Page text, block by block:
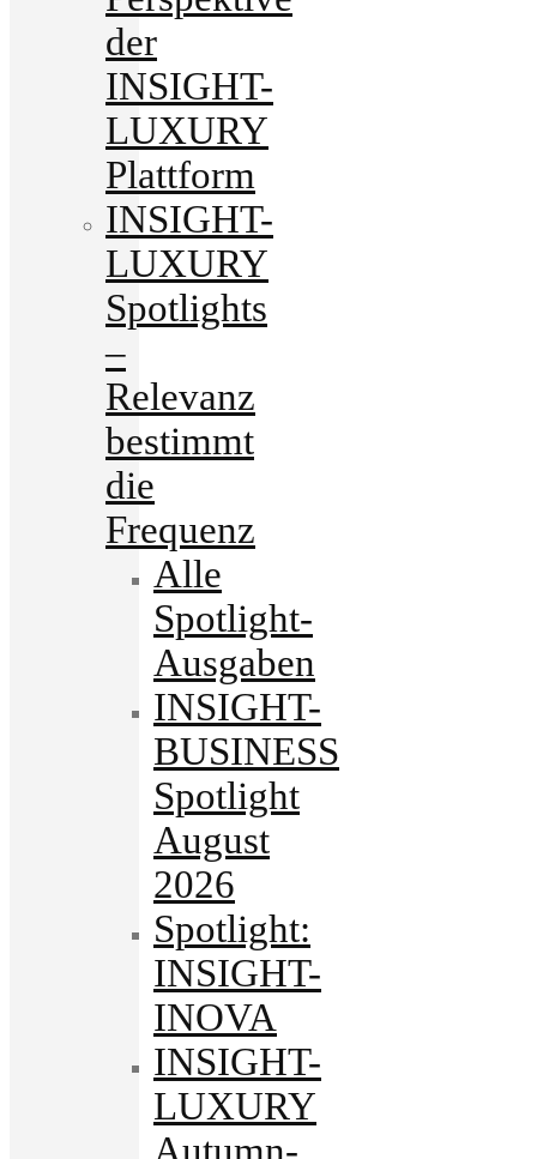
der
INSIGHT-
LUXURY
Plattform
INSIGHT-
LUXURY
Spotlights
–
Relevanz
bestimmt
die
Frequenz
Alle
Spotlight-
Ausgaben
INSIGHT-
BUSINESS
Spotlight
August
2026
Spotlight:
INSIGHT-
INOVA
INSIGHT-
LUXURY
Autumn-.